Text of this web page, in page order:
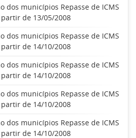
dos municípios Repasse de ICMS
partir de 13/05/2008
dos municípios Repasse de ICMS
partir de 14/10/2008
dos municípios Repasse de ICMS
partir de 14/10/2008
dos municípios Repasse de ICMS
partir de 14/10/2008
dos municípios Repasse de ICMS
partir de 14/10/2008